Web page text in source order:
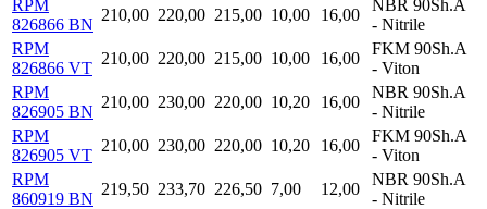
RPM
826866 BN
210,00 220,00 215,00 10,00 16,00
NBR 90Sh.A
- Nitrile
RPM
826866 VT
210,00 220,00 215,00 10,00 16,00
FKM 90Sh.A
- Viton
RPM
826905 BN
210,00 230,00 220,00 10,20 16,00
NBR 90Sh.A
- Nitrile
RPM
826905 VT
210,00 230,00 220,00 10,20 16,00
FKM 90Sh.A
- Viton
RPM
860919 BN
219,50 233,70 226,50 7,00 12,00
NBR 90Sh.A
- Nitrile